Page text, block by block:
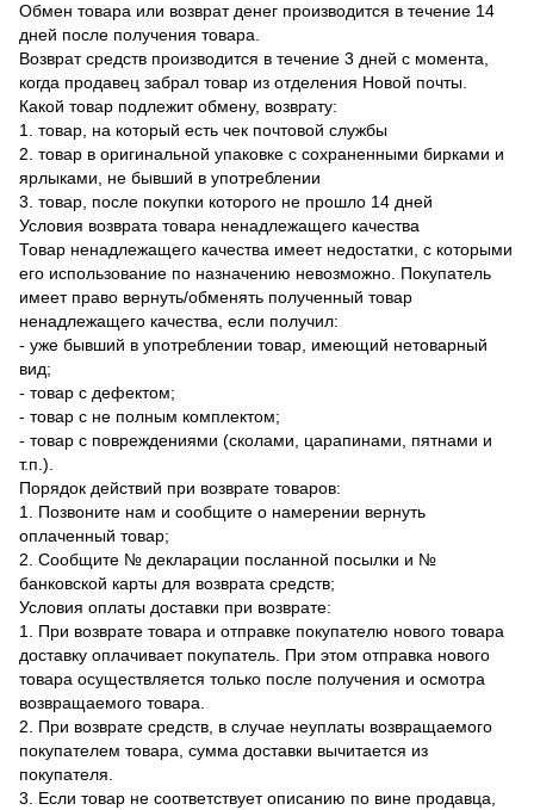
Обмен товара или возврат денег производится в течение 14
дней после получения товара.
Возврат средств производится в течение 3 дней с момента,
когда продавец забрал товар из отделения Новой почты.
Какой товар подлежит обмену, возврату:
1. товар, на который есть чек почтовой службы
2. товар в оригинальной упаковке с сохраненными бирками и
ярлыками, не бывший в употреблении
3. товар, после покупки которого не прошло 14 дней
Условия возврата товара ненадлежащего качества
Товар ненадлежащего качества имеет недостатки, с которыми
его использование по назначению невозможно. Покупатель
имеет право вернуть/обменять полученный товар
ненадлежащего качества, если получил:
- уже бывший в употреблении товар, имеющий нетоварный
вид;
- товар с дефектом;
- товар с не полным комплектом;
- товар с повреждениями (сколами, царапинами, пятнами и
т.п.).
Порядок действий при возврате товаров:
1. Позвоните нам и сообщите о намерении вернуть
оплаченный товар;
2. Сообщите № декларации посланной посылки и №
банковской карты для возврата средств;
Условия оплаты доставки при возврате:
1. При возврате товара и отправке покупателю нового товара
доставку оплачивает покупатель. При этом отправка нового
товара осуществляется только после получения и осмотра
возвращаемого товара.
2. При возврате средств, в случае неуплаты возвращаемого
покупателем товара, сумма доставки вычитается из
покупателя.
3. Если товар не соответствует описанию по вине продавца,